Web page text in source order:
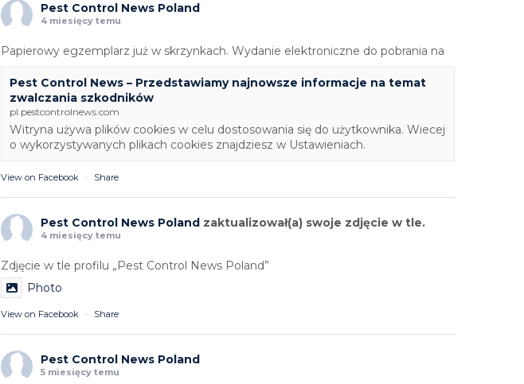
Pest Control News Poland
4 miesięcy temu
Papierowy egzemplarz już w skrzynkach. Wydanie elektroniczne do pobrania na
Pest Control News – Przedstawiamy najnowsze informacje na temat
zwalczania szkodników
pl.pestcontrolnews.com
Witryna używa plików cookies w celu dostosowania się do użytkownika. Wiecej
o wykorzystywanych plikach cookies znajdziesz w Ustawieniach.
View on Facebook · Share
Pest Control News Poland zaktualizował(a) swoje zdjęcie w tle.
4 miesięcy temu
Zdjęcie w tle profilu „Pest Control News Poland”
Photo
View on Facebook · Share
Pest Control News Poland
5 miesięcy temu